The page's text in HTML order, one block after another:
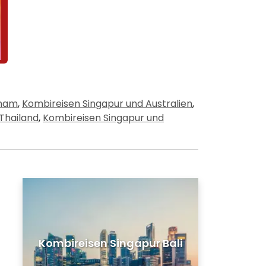
, Kombireisen Singapur und Australien,
, Kombireisen Singapur und
Kombireisen Singapur Bali